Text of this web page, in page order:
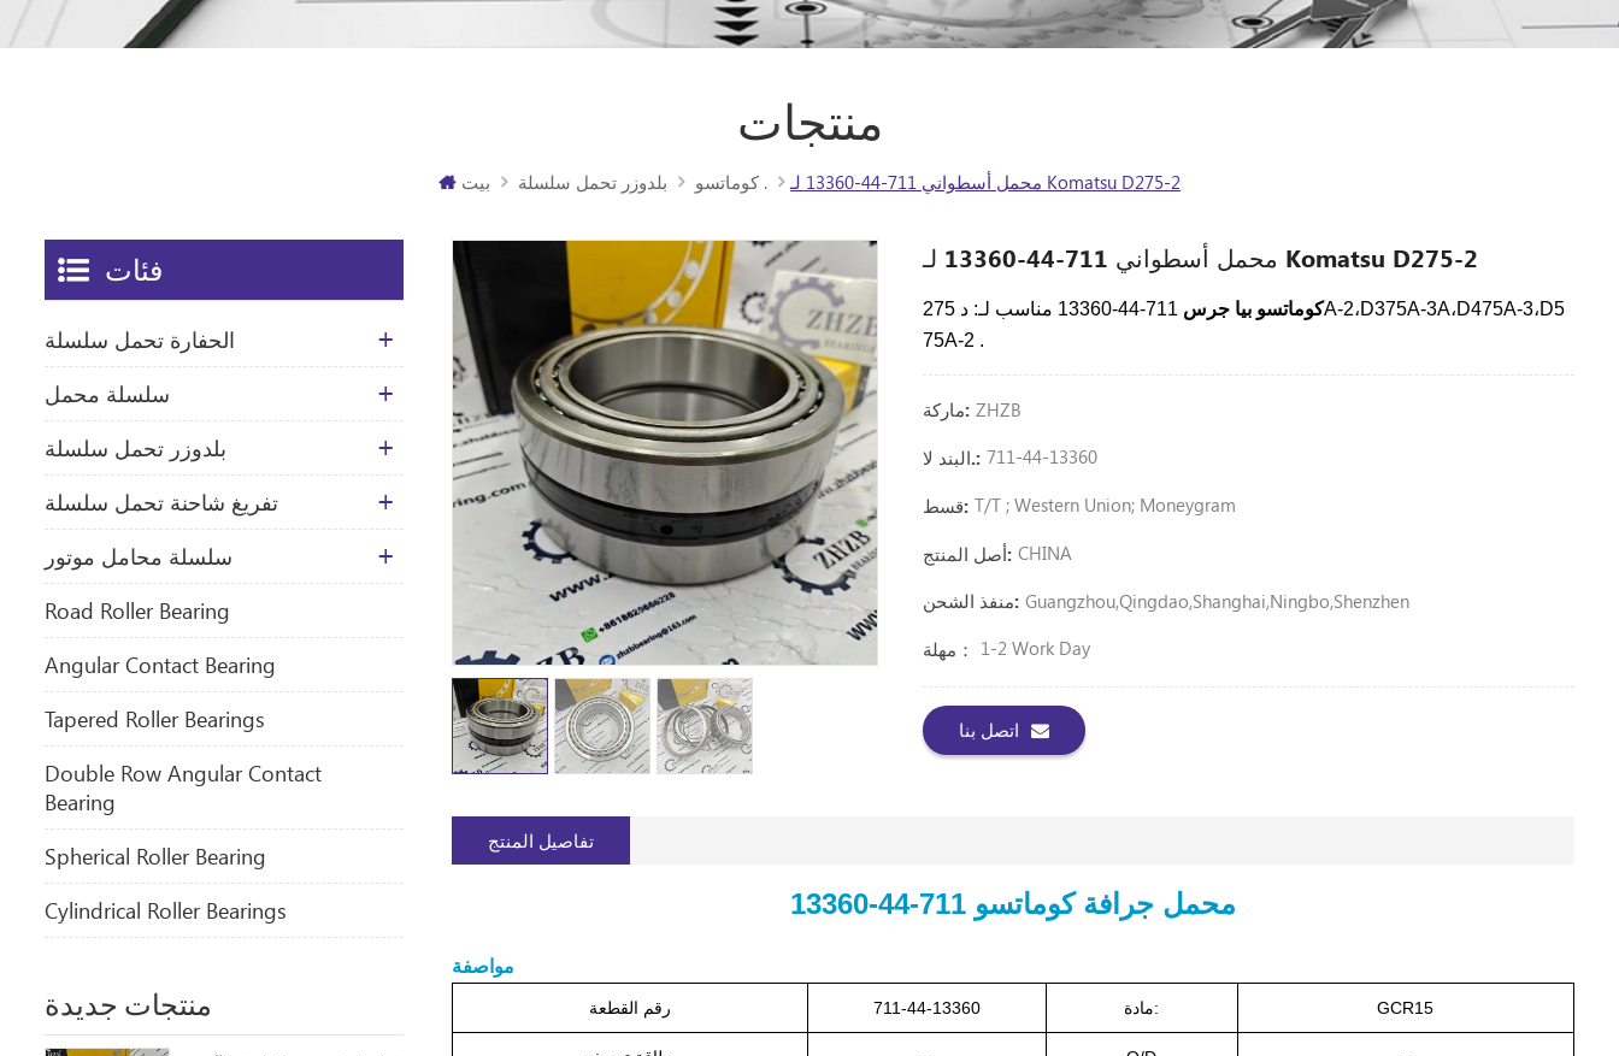
منتجات
بيت بلدوزر تحمل سلسلة كوماتسو . محمل أسطواني 711-44-13360 لـ Komatsu D275-2
محمل أسطواني 711-44-13360 لـ Komatsu D275-2
كوماتسو بيا جرس 711-44-13360 مناسب لـ: د 275A-2،D375A-3A،D475A-3،D5
75A-2 .
ماركة: ZHZB
البند لا.: 711-44-13360
قسط: T/T ; Western Union; Moneygram
أصل المنتج: CHINA
منفذ الشحن: Guangzhou,Qingdao,Shanghai,Ningbo,Shenzhen
مهلة： 1-2 Work Day
اتصل بنا
تفاصيل المنتج
محمل جرافة كوماتسو 711-44-13360
مواصفة
رقم القطعة 711-44-13360 مادة: GCR15
فئات
الحفارة تحمل سلسلة
سلسلة محمل
بلدوزر تحمل سلسلة
تفريغ شاحنة تحمل سلسلة
سلسلة محامل موتور
​Road Roller Bearing
Angular Contact Bearing
Tapered Roller Bearings
Double Row Angular Contact
Bearing
Spherical Roller Bearing
Cylindrical Roller Bearings
منتجات جديدة